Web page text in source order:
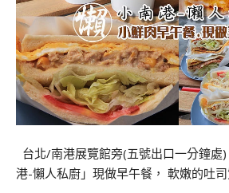
台北/南港展覽館旁(五號出口一分鐘處
港-懶人私廚」現做早午餐， 軟嫩的吐